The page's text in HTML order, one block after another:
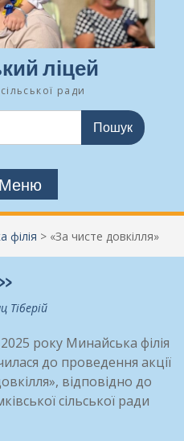
ліцей
ради
Меню
філія > «За чисте довкілля»
Тіберій
року Минайська філія
до проведення акції
відповідно до
сільської ради